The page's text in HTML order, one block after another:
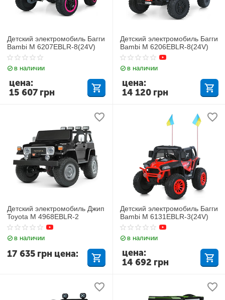
Детский электромобиль Багги
Bambi M 6207EBLR-8(24V)
в наличии
15 607 грн
цена:
Детский электромобиль Багги
Bambi M 6206EBLR-8(24V)
в наличии
14 120 грн
цена:
Детский электромобиль Джип
Toyota M 4968EBLR-2
в наличии
17 635 грн цена:
Детский электромобиль Багги
Bambi M 6131EBLR-3(24V)
в наличии
14 692 грн
цена: